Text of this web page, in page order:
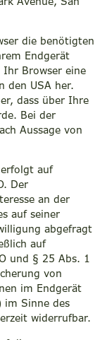
die benötigten
Endgerät
Browser eine
den USA her.
dass über Ihre
Bei der
Aussage von
auf
Der
an der
auf seiner
abgefragt
auf
und § 25 Abs. 1
von
im Endgerät
im Sinne des
widerrufbar.